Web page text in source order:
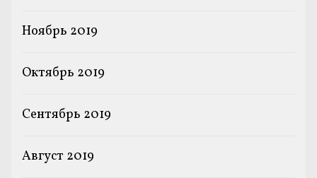
Ноябрь 2019
Октябрь 2019
Сентябрь 2019
Август 2019